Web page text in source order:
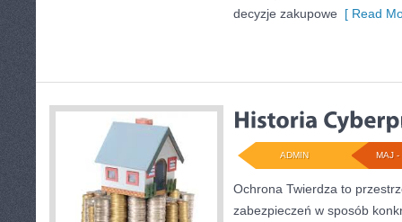
decyzje zakupowe [ Read
MAJ -
ADMIN
Ochrona Twierdza to
zabezpieczeń w sposób